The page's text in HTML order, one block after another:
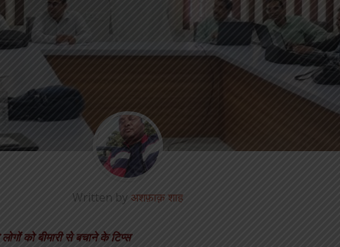
Written by अशफ़ाक़ शाह
को बीमारी से बचाने के टिप्स